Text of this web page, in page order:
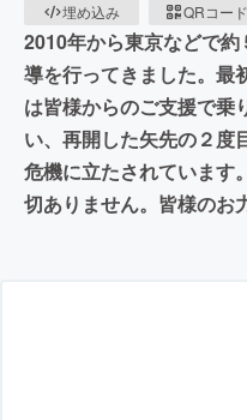
埋め込み
QRコード
2010年から東京などで
導を行ってきました。最
は皆様からのご支援で乗
い、再開した矢先の２度
危機に立たされています
切ありません。皆様のお